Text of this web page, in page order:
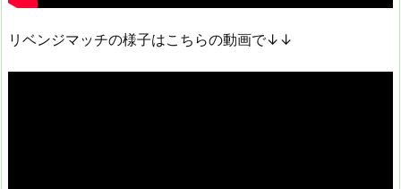
リベンジマッチの様子はこちらの動画で↓↓